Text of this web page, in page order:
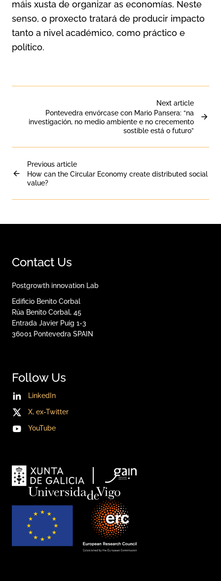
máis xusta de organizar as economías. Neste
senso, o proxecto tratará de producir impacto
tanto a nivel académico, como práctico e
político.
Previous article
How can the Circular Economy create distributed social
value?
Next article
Pontevedra envórcase con Mario Pansera: “na
investigación, no medio ambiente e no crecemento
sostible está o futuro”
Contact Us
Postgrowth innovation Lab
Edificio Benito Corbal
Rúa Benito Corbal, 45
Entrada Javier Puig 1-3
36001 Pontevedra SPAIN
Follow Us
LinkedIn
X, ex-Twitter
YouTube